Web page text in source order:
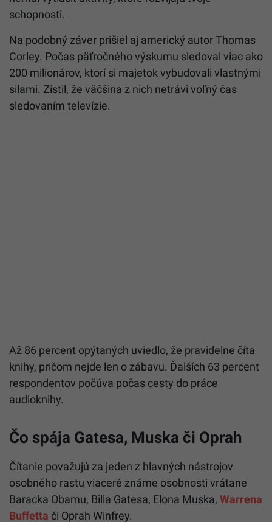
schopnosti.
Na podobný záver prišiel aj americký autor Thomas
Corley. Počas päťročného výskumu sledoval viac ako
200 milionárov, ktorí si majetok vybudovali vlastnými
silami. Zistil, že väčšina z nich netrávi voľný čas
sledovaním televízie.
Až 86 percent opýtaných uviedlo, že pravidelne číta
knihy, pričom nejde len o zábavu. Ďalších 63 percent
respondentov počúva počas cesty do práce
audioknihy.
Čo spája Gatesa, Muska či Oprah
Čítanie považujú za jeden z hlavných nástrojov
osobného rastu viaceré známe osobnosti vrátane
Baracka Obamu, Billa Gatesa, Elona Muska, Warrena
Buffetta či Oprah Winfrey.